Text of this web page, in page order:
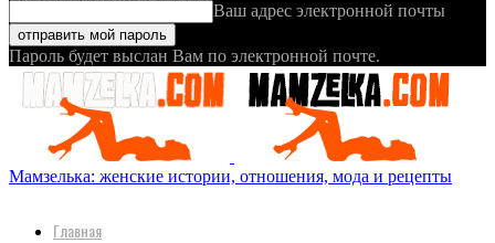
Ваш адрес электронной почты
Пароль будет выслан Вам по электронной почте.
Мамзелька: женские истории, отношения, мода и рецепты
Главная